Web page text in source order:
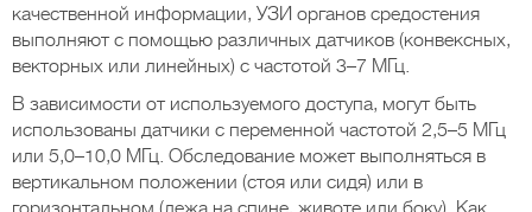
качественной информации, УЗИ органов средостения
выполняют с помощью различных датчиков (конвексных,
векторных или линейных) с частотой 3–7 MГц.
В зависимости от используемого доступа, могут быть
использованы датчики с переменной частотой 2,5–5 MГц
или 5,0–10,0 MГц. Обследование может выполняться в
вертикальном положении (стоя или сидя) или в